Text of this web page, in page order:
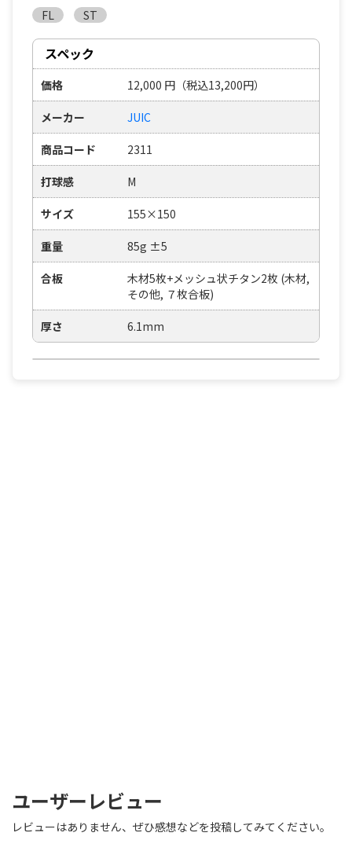
FL
ST
スペック
価格 12,000 円 （税込13,200円）
メーカー JUIC
商品コード 2311
打球感 M
サイズ 155×150
重量 85g ±5
合板
木材5枚+メッシュ状チタン2枚 (木材,
その他, ７枚合板)
厚さ 6.1mm
ユーザーレビュー
レビューはありません、ぜひ感想などを投稿してみてください。